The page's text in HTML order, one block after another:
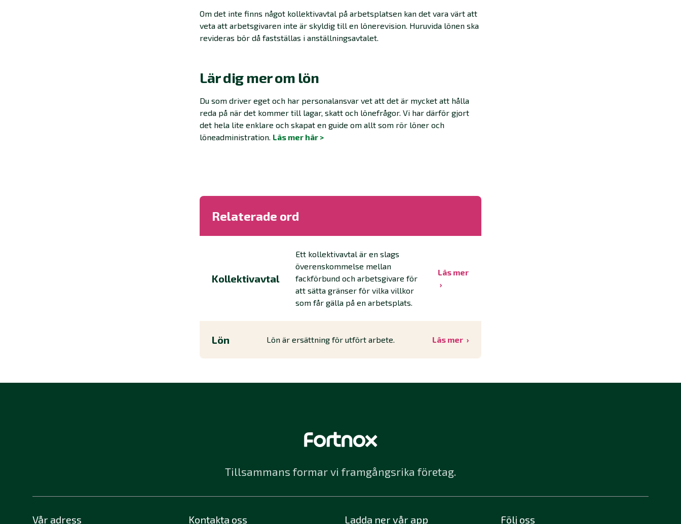
Om det inte finns något kollektivavtal på arbetsplatsen kan det vara värt att
veta att arbetsgivaren inte är skyldig till en lönerevision. Huruvida lönen ska
revideras bör då fastställas i anställningsavtalet.
Lär dig mer om lön
Du som driver eget och har personalansvar vet att det är mycket att hålla
reda på när det kommer till lagar, skatt och lönefrågor. Vi har därför gjort
det hela lite enklare och skapat en guide om allt som rör löner och
löneadministration. Läs mer här >
Relaterade ord
Kollektivavtal
Ett kollektivavtal är en slags
överenskommelse mellan
fackförbund och arbetsgivare för
att sätta gränser för vilka villkor
som får gälla på en arbetsplats.
Läs mer
Lön Lön är ersättning för utfört arbete. Läs mer
Tillsammans formar vi framgångsrika företag.
Vår adress Kontakta oss Ladda ner vår app Följ oss